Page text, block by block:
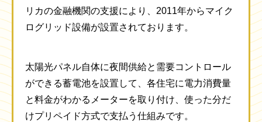
リカの金融機関の支援により、2011年からマイク
ログリッド設備が設置されております。
太陽光パネル自体に夜間供給と需要コントロール
ができる蓄電池を設置して、各住宅に電力消費量
と料金がわかるメーターを取り付け、使った分だ
けプリペイド方式で支払う仕組みです。